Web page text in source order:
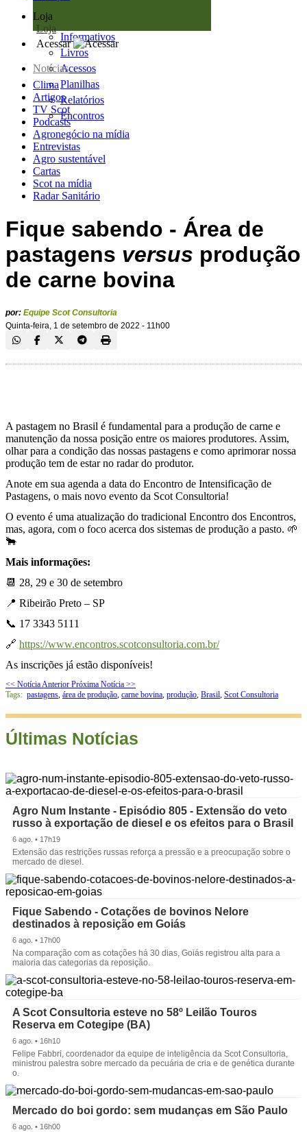
Loja
Loja
Informativos
Livros
Acessos
Planilhas
Relatórios
Encontros
Acessar
Notícias
Clima
Artigos
TV Scot
Podcasts
Agronegócio na mídia
Entrevistas
Agro sustentável
Cartas
Scot na mídia
Radar Sanitário
Fique sabendo - Área de
pastagens versus produção
de carne bovina
por: Equipe Scot Consultoria
Quinta-feira, 1 de setembro de 2022 - 11h00
A pastagem no Brasil é fundamental para a produção de carne e
manutenção da nossa posição entre os maiores produtores. Assim,
olhar para a condição das nossas pastagens e como aprimorar nossa
produção tem de estar no radar do produtor.
Anote em sua agenda a data do Encontro de Intensificação de
Pastagens, o mais novo evento da Scot Consultoria!
O evento é uma atualização do tradicional Encontro dos Encontros,
mas, agora, com o foco acerca dos sistemas de produção a pasto. 🌱
🐂
Mais informações:
📆 28, 29 e 30 de setembro
📍 Ribeirão Preto – SP
📞 17 3343 5111
🔗 https://www.encontros.scotconsultoria.com.br/
As inscrições já estão disponíveis!
<< Notícia Anterior Próxima Notícia >>
Tags: pastagens, área de produção, carne bovina, produção, Brasil, Scot Consultoria
Últimas Notícias
Agro Num Instante - Episódio 805 - Extensão do veto
russo à exportação de diesel e os efeitos para o Brasil
6 ago. • 17h19
Extensão das restrições russas reforça a pressão e a preocupação sobre o
mercado de diesel.
Fique Sabendo - Cotações de bovinos Nelore
destinados à reposição em Goiás
6 ago. • 17h00
Na comparação com as cotações há 30 dias, Goiás registrou alta para a
maioria das categorias da reposição.
A Scot Consultoria esteve no 58º Leilão Touros
Reserva em Cotegipe (BA)
6 ago. • 16h10
Felipe Fabbri, coordenador da equipe de inteligência da Scot Consultoria,
ministrou palestra sobre mercado da pecuária de cria e de genética durante
o.
Mercado do boi gordo: sem mudanças em São Paulo
6 ago. • 16h00